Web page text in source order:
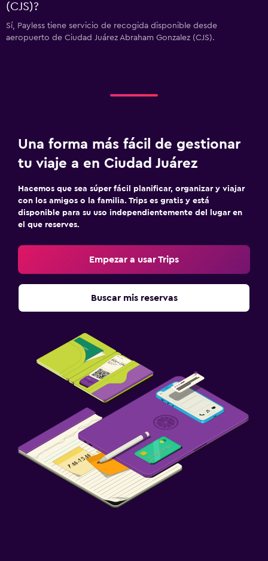
(CJS)?
Sí, Payless tiene servicio de recogida disponible desde
aeropuerto de Ciudad Juárez Abraham Gonzalez (CJS).
Una forma más fácil de gestionar
tu viaje a en Ciudad Juárez
Hacemos que sea súper fácil planificar, organizar y viajar
con los amigos o la familia. Trips es gratis y está
disponible para su uso independientemente del lugar en
el que reserves.
Empezar a usar Trips
Buscar mis reservas